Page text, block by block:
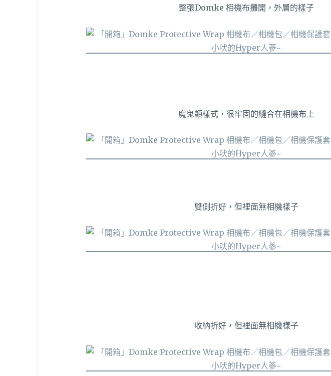
整張Domke 相機布攤開，外層的樣子
魔鬼顫樣式，很牢固的縫合在相機布上
雙側折好，但裡面無相機樣子
收納折好，但裡面無相機樣子